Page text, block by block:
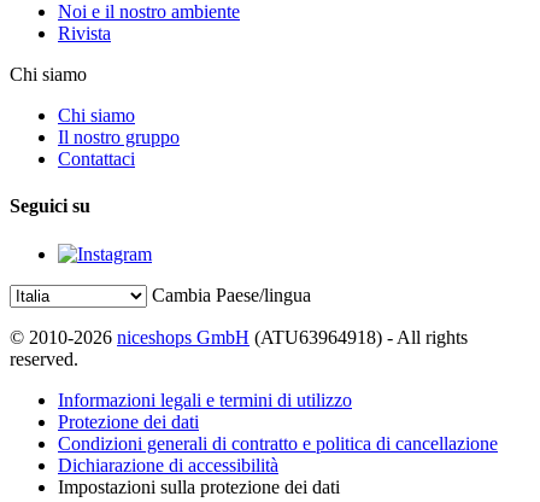
Noi e il nostro ambiente
Rivista
Chi siamo
Chi siamo
Il nostro gruppo
Contattaci
Seguici su
Cambia Paese/lingua
© 2010-2026 niceshops GmbH (ATU63964918) - All rights
reserved.
Informazioni legali e termini di utilizzo
Protezione dei dati
Condizioni generali di contratto e politica di cancellazione
Dichiarazione di accessibilità
Impostazioni sulla protezione dei dati